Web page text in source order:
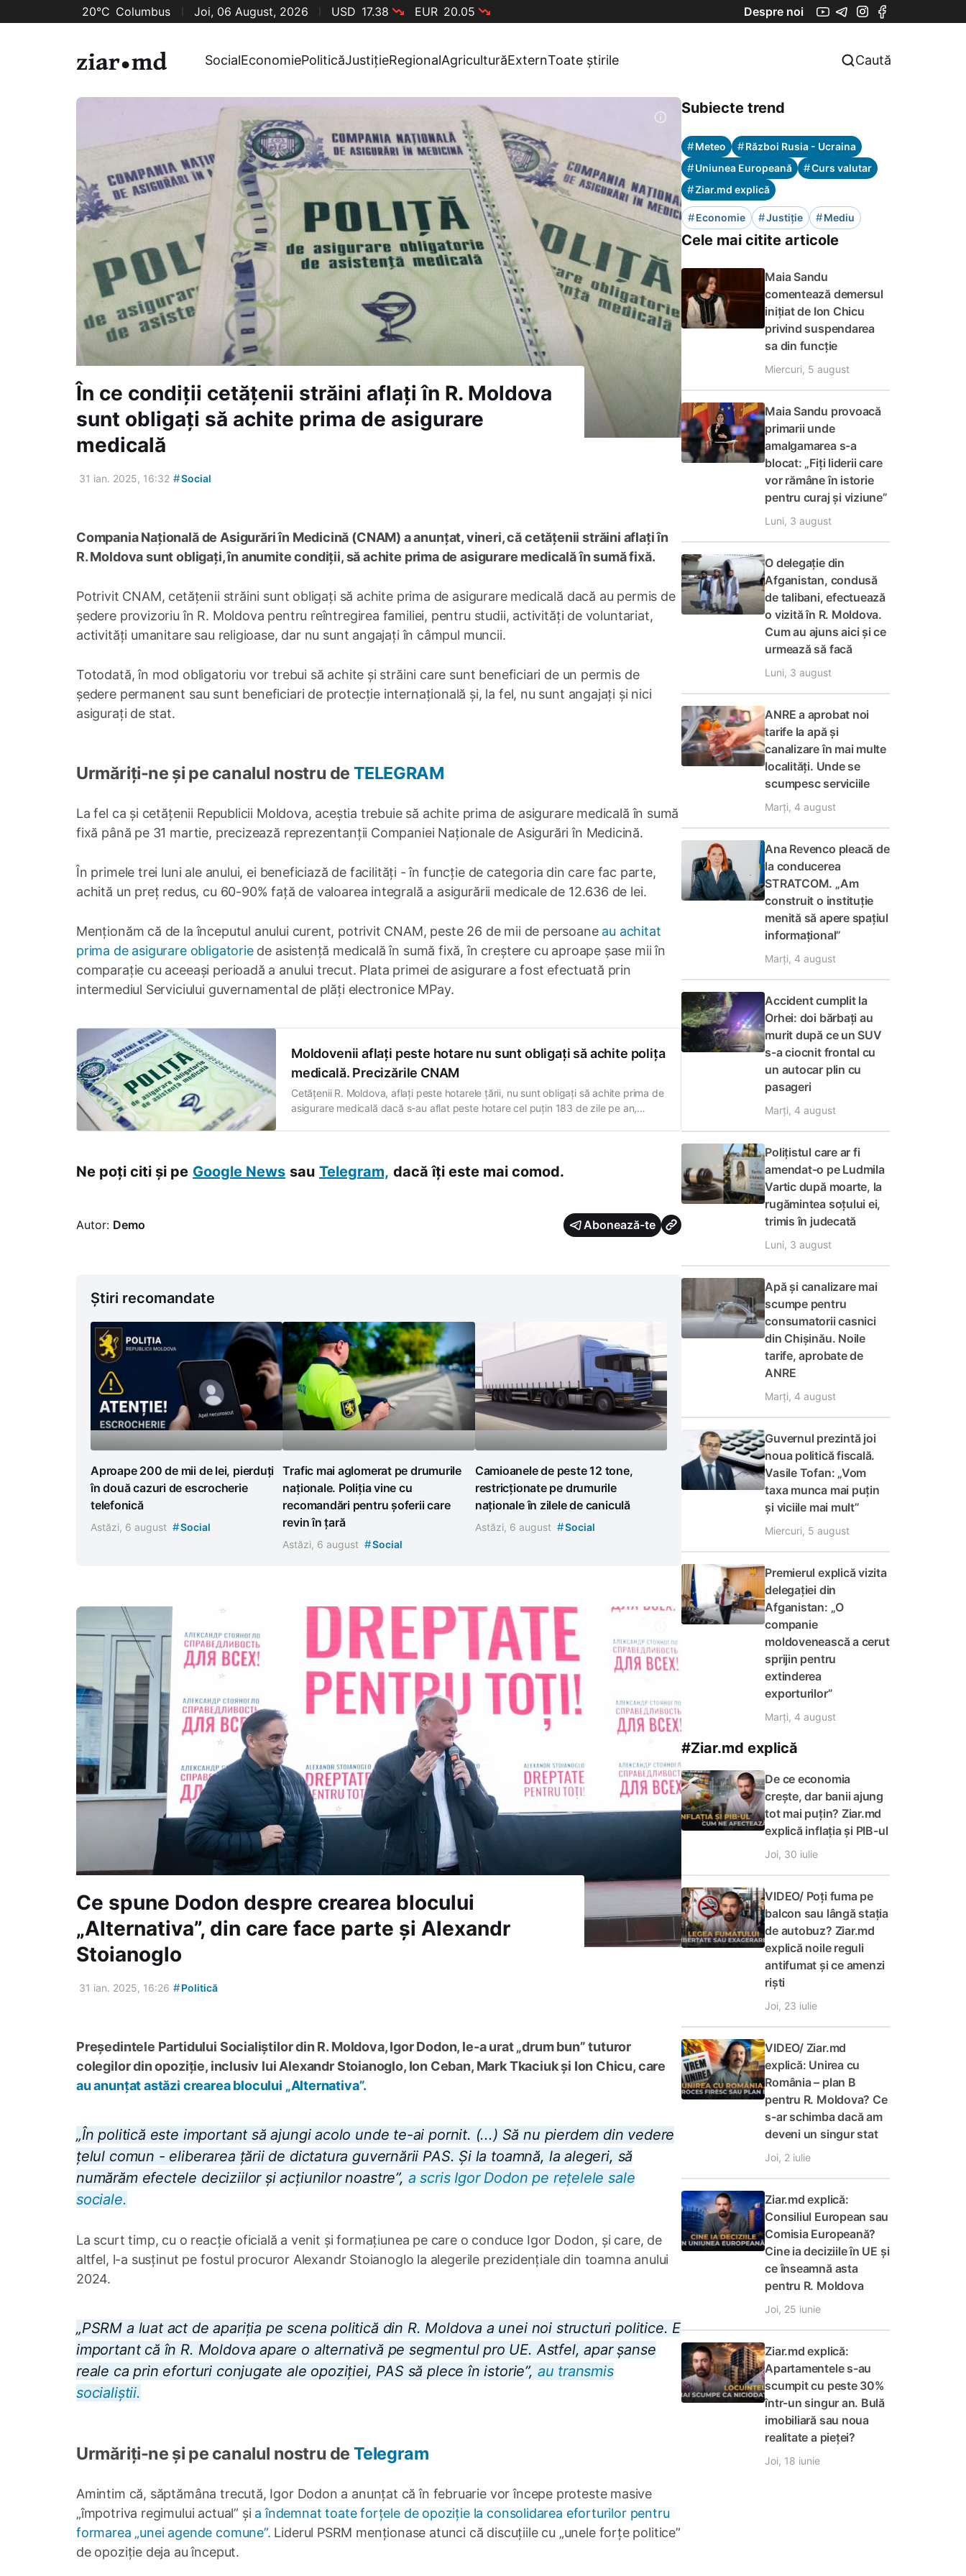
20°C Columbus Joi, 06 August, 2026 USD 17.38 EUR 20.05 Despre noi
SocialEconomiePoliticăJustițieRegionalAgriculturăExternToate știrile Caută
În ce condiții cetățenii străini aflați în R. Moldova
sunt obligați să achite prima de asigurare
medicală
31 ian. 2025, 16:32 #Social
Compania Națională de Asigurări în Medicină (CNAM) a anunțat, vineri, că cetățenii străini aflați în
R. Moldova sunt obligați, în anumite condiții, să achite prima de asigurare medicală în sumă fixă.
Potrivit CNAM, cetățenii străini sunt obligați să achite prima de asigurare medicală dacă au permis de
ședere provizoriu în R. Moldova pentru reîntregirea familiei, pentru studii, activități de voluntariat,
activități umanitare sau religioase, dar nu sunt angajați în câmpul muncii.
Totodată, în mod obligatoriu vor trebui să achite și străini care sunt beneficiari de un permis de
ședere permanent sau sunt beneficiari de protecție internațională și, la fel, nu sunt angajați și nici
asigurați de stat.
Urmăriți-ne și pe canalul nostru de TELEGRAM
La fel ca și cetățenii Republicii Moldova, aceștia trebuie să achite prima de asigurare medicală în sumă
fixă până pe 31 martie, precizează reprezentanții Companiei Naționale de Asigurări în Medicină.
În primele trei luni ale anului, ei beneficiază de facilități - în funcție de categoria din care fac parte,
achită un preț redus, cu 60-90% față de valoarea integrală a asigurării medicale de 12.636 de lei.
Menționăm că de la începutul anului curent, potrivit CNAM, peste 26 de mii de persoane au achitat
prima de asigurare obligatoriede asistență medicală în sumă fixă, în creștere cu aproape șase mii în
comparație cu aceeași perioadă a anului trecut. Plata primei de asigurare a fost efectuată prin
intermediul Serviciului guvernamental de plăți electronice MPay.
Moldovenii aflați peste hotare nu sunt obligați să achite polița
medicală. Precizările CNAM
Cetățenii R. Moldova, aflați peste hotarele țării, nu sunt obligați să achite prima de
asigurare medicală dacă s-au aflat peste hotare cel puțin 183 de zile pe an,
Ne poți citi și pe Google News sau Telegram, dacă îți este mai comod.
Autor: Demo Abonează-te
Știri recomandate
Aproape 200 de mii de lei, pierduți
în două cazuri de escrocherie
telefonică
Astăzi, 6 august #Social
Trafic mai aglomerat pe drumurile
naționale. Poliția vine cu
recomandări pentru șoferii care
revin în țară
Astăzi, 6 august #Social
Camioanele de peste 12 tone,
restricționate pe drumurile
naționale în zilele de caniculă
Astăzi, 6 august #Social
Ce spune Dodon despre crearea blocului
„Alternativa”, din care face parte și Alexandr
Stoianoglo
31 ian. 2025, 16:26 #Politică
Președintele Partidului Socialiștilor din R. Moldova, Igor Dodon, le-a urat „drum bun” tuturor
colegilor din opoziție, inclusiv lui Alexandr Stoianoglo, Ion Ceban, Mark Tkaciuk și Ion Chicu, care
au anunțat astăzi crearea blocului „Alternativa”.
„În politică este important să ajungi acolo unde te-ai pornit. (...) Să nu pierdem din vedere
țelul comun - eliberarea țării de dictatura guvernării PAS. Și la toamnă, la alegeri, să
numărăm efectele deciziilor și acțiunilor noastre”, a scris Igor Dodon pe rețelele sale
sociale.
La scurt timp, cu o reacție oficială a venit și formațiunea pe care o conduce Igor Dodon, și care, de
altfel, l-a susținut pe fostul procuror Alexandr Stoianoglo la alegerile prezidențiale din toamna anului
2024.
„PSRM a luat act de apariția pe scena politică din R. Moldova a unei noi structuri politice. E
important că în R. Moldova apare o alternativă pe segmentul pro UE. Astfel, apar șanse
reale ca prin eforturi conjugate ale opoziției, PAS să plece în istorie”, au transmis
socialiștii.
Urmăriți-ne și pe canalul nostru de Telegram
Amintim că, săptămâna trecută, Igor Dodon a anunțat că în februarie vor începe proteste masive
„împotriva regimului actual” și a îndemnat toate forțele de opoziție la consolidarea eforturilor pentru
formarea „unei agende comune”. Liderul PSRM menționase atunci că discuțiile cu „unele forțe politice”
de opoziție deja au început.
Subiecte trend
#Meteo #Război Rusia - Ucraina
#Uniunea Europeană #Curs valutar
#Ziar.md explică
#Economie #Justiție #Mediu
Cele mai citite articole
Maia Sandu
comentează demersul
inițiat de Ion Chicu
privind suspendarea
sa din funcție
Miercuri, 5 august
Maia Sandu provoacă
primarii unde
amalgamarea s-a
blocat: „Fiți liderii care
vor rămâne în istorie
pentru curaj și viziune”
Luni, 3 august
O delegație din
Afganistan, condusă
de talibani, efectuează
o vizită în R. Moldova.
Cum au ajuns aici și ce
urmează să facă
Luni, 3 august
ANRE a aprobat noi
tarife la apă și
canalizare în mai multe
localități. Unde se
scumpesc serviciile
Marți, 4 august
Ana Revenco pleacă de
la conducerea
STRATCOM. „Am
construit o instituție
menită să apere spațiul
informațional”
Marți, 4 august
Accident cumplit la
Orhei: doi bărbați au
murit după ce un SUV
s-a ciocnit frontal cu
un autocar plin cu
pasageri
Marți, 4 august
Polițistul care ar fi
amendat-o pe Ludmila
Vartic după moarte, la
rugămintea soțului ei,
trimis în judecată
Luni, 3 august
Apă și canalizare mai
scumpe pentru
consumatorii casnici
din Chișinău. Noile
tarife, aprobate de
ANRE
Marți, 4 august
Guvernul prezintă joi
noua politică fiscală.
Vasile Tofan: „Vom
taxa munca mai puțin
și viciile mai mult”
Miercuri, 5 august
Premierul explică vizita
delegației din
Afganistan: „O
companie
moldovenească a cerut
sprijin pentru
extinderea
exporturilor”
Marți, 4 august
#Ziar.md explică
De ce economia
crește, dar banii ajung
tot mai puțin? Ziar.md
explică inflația și PIB-ul
Joi, 30 iulie
VIDEO/ Poți fuma pe
balcon sau lângă stația
de autobuz? Ziar.md
explică noile reguli
antifumat și ce amenzi
riști
Joi, 23 iulie
VIDEO/ Ziar.md
explică: Unirea cu
România – plan B
pentru R. Moldova? Ce
s-ar schimba dacă am
deveni un singur stat
Joi, 2 iulie
Ziar.md explică:
Consiliul European sau
Comisia Europeană?
Cine ia deciziile în UE și
ce înseamnă asta
pentru R. Moldova
Joi, 25 iunie
Ziar.md explică:
Apartamentele s-au
scumpit cu peste 30%
într-un singur an. Bulă
imobiliară sau noua
realitate a pieței?
Joi, 18 iunie